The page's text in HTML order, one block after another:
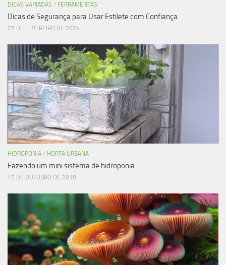
DICAS VARIADAS / FERRAMENTAS
Dicas de Segurança para Usar Estilete com Confiança
27 DE FEVEREIRO DE 2024
HIDROPONIA / HORTA URBANA
Fazendo um mini sistema de hidroponia
15 DE OUTUBRO DE 2018